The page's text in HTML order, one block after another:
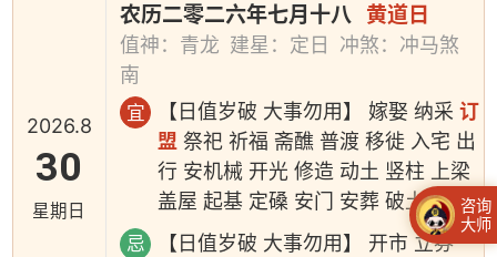
2026.8
30
星期日
农历二零二六年七月十八 黄道日
值神：青龙 建星：定日
冲煞：冲马煞
南
宜 【日值岁破 大事勿用】 嫁娶 纳采订
盟 祭祀 祈福 斋醮 普渡 移徙 入宅 出
行 安机械 开光 修造 动土 竖柱 上梁
盖屋 起基 定磉 安门 安葬 破土
忌
【日值岁破 大事勿用】 开市 立券
咨询
大师